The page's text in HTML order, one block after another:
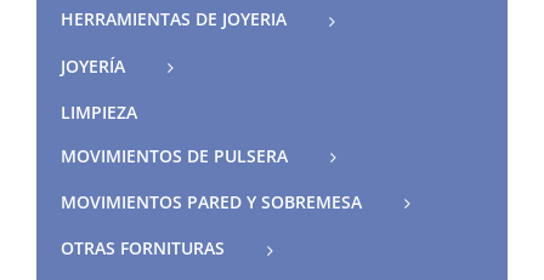
HERRAMIENTAS DE JOYERIA
JOYERÍA
LIMPIEZA
MOVIMIENTOS DE PULSERA
MOVIMIENTOS PARED Y SOBREMESA
OTRAS FORNITURAS